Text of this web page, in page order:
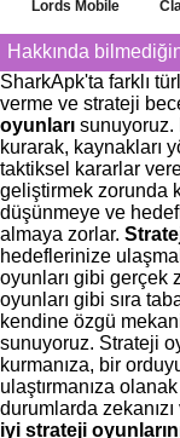
Lords Mobile
Hakkında
SharkApk'ta farklı
verme ve strateji
oyunları sunuyoruz.
kurarak, kaynakları
taktiksel kararlar
geliştirmek zorunda
düşünmeye ve
almaya zorlar.
hedeflerinize
oyunları gibi gerçek
oyunları gibi sıra
kendine özgü
sunuyoruz. Strateji
kurmanıza, bir
ulaştırmanıza
durumlarda
iyi strateji